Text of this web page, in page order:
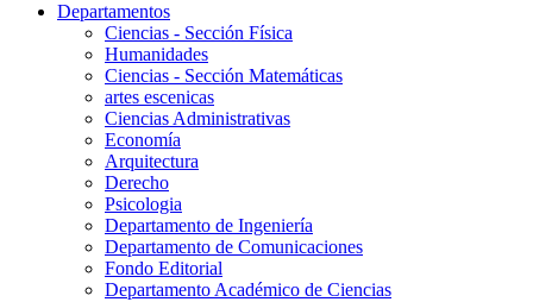
Departamentos
Ciencias - Sección Física
Humanidades
Ciencias - Sección Matemáticas
artes escenicas
Ciencias Administrativas
Economía
Arquitectura
Derecho
Psicologia
Departamento de Ingeniería
Departamento de Comunicaciones
Fondo Editorial
Departamento Académico de Ciencias